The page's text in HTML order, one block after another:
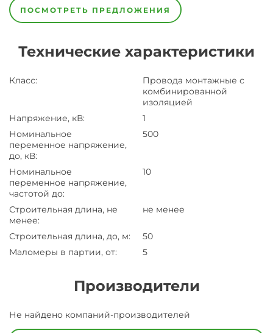
ПОСМОТРЕТЬ ПРЕДЛОЖЕНИЯ
Технические характеристики
Класс:
Провода монтажные с
комбинированной
изоляцией
Напряжение, кВ:
1
Номинальное
переменное напряжение,
до, кВ:
500
Номинальное
переменное напряжение,
частотой до:
10
Строительная длина, не
менее:
не менее
Строительная длина, до, м:
50
Маломеры в партии, от: 5
Производители
ЗаводЗавод-
Не найдено компаний-производителей